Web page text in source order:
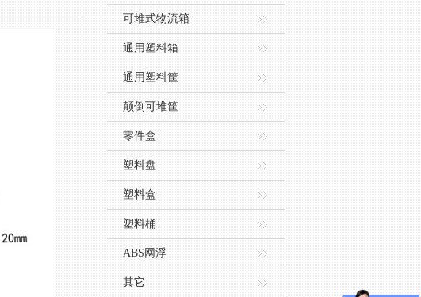
可堆式物流箱
通用塑料箱
通用塑料筐
颠倒可堆筐
零件盒
塑料盘
塑料盒
塑料桶
ABS网浮
其它